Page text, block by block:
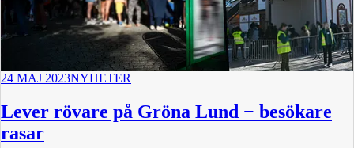
24 MAJ 2023NYHETER
Lever rövare på Gröna Lund − besökare
rasar